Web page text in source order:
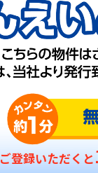
ご登録いただくと